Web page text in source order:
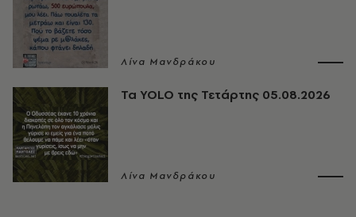
Λίνα Μανδράκου
Τα YOLO της Τετάρτης 05.08.2026
Λίνα Μανδράκου